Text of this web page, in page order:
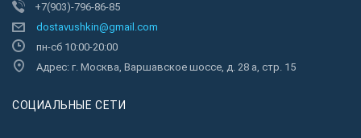
+7(903)-796-86-85
dostavushkin@gmail.com
пн-сб 10:00-20:00
Адрес: г. Москва, Варшавское шоссе, д. 28 а, стр. 15
CОЦИАЛЬНЫЕ СЕТИ